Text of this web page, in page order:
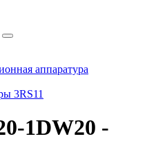
аппаратура
3RS11
1DW20 -